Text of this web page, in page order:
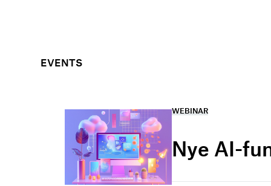
EVENTS
WEBINAR
Nye AI-